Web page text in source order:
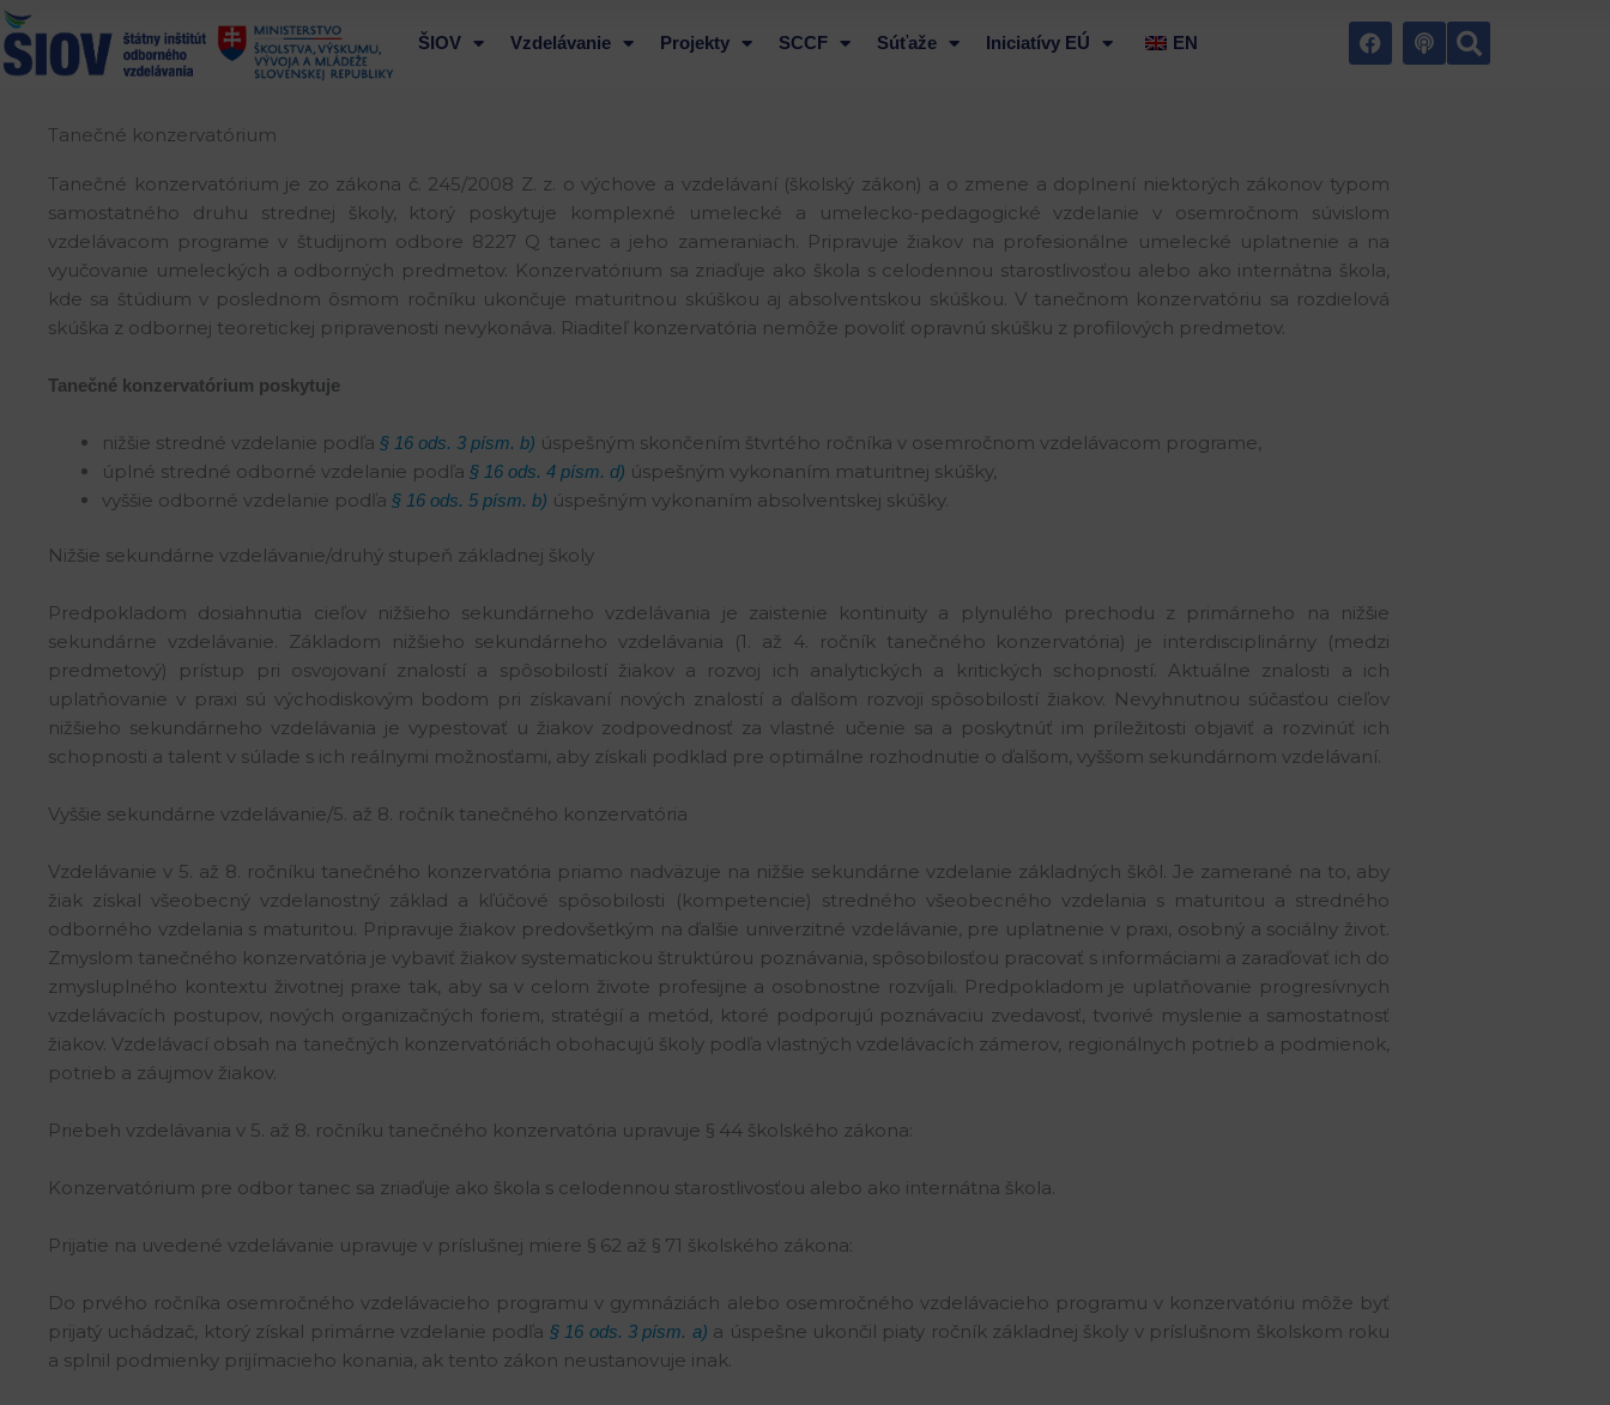
Preskočiť
na
obsah
ŠIOV Vzdelávanie Projekty SCCF Súťaže Iniciatívy EÚ EN
F
a
k
P
o
Tanečné konzervatórium
Tanečné konzervatórium je zo zákona č. 245/2008 Z. z. o výchove a vzdelávaní (školský zákon) a o zmene a doplnení niektorých zákonov typom
samostatného druhu strednej školy, ktorý poskytuje komplexné umelecké a umelecko-pedagogické vzdelanie v osemročnom súvislom
vzdelávacom programe v študijnom odbore 8227 Q tanec a jeho zameraniach. Pripravuje žiakov na profesionálne umelecké uplatnenie a na
vyučovanie umeleckých a odborných predmetov. Konzervatórium sa zriaďuje ako škola s celodennou starostlivosťou alebo ako internátna škola,
kde sa štúdium v poslednom ôsmom ročníku ukončuje maturitnou skúškou aj absolventskou skúškou. V tanečnom konzervatóriu sa rozdielová
skúška z odbornej teoretickej pripravenosti nevykonáva. Riaditeľ konzervatória nemôže povoliť opravnú skúšku z profilových predmetov.
Tanečné konzervatórium poskytuje
nižšie stredné vzdelanie podľa § 16 ods. 3 písm. b) úspešným skončením štvrtého ročníka v osemročnom vzdelávacom programe,
úplné stredné odborné vzdelanie podľa § 16 ods. 4 písm. d) úspešným vykonaním maturitnej skúšky,
vyššie odborné vzdelanie podľa § 16 ods. 5 písm. b) úspešným vykonaním absolventskej skúšky.
Nižšie sekundárne vzdelávanie/druhý stupeň základnej školy
Predpokladom dosiahnutia cieľov nižšieho sekundárneho vzdelávania je zaistenie kontinuity a plynulého prechodu z primárneho na nižšie
sekundárne vzdelávanie. Základom nižšieho sekundárneho vzdelávania (1. až 4. ročník tanečného konzervatória) je interdisciplinárny (medzi
predmetový) prístup pri osvojovaní znalostí a spôsobilostí žiakov a rozvoj ich analytických a kritických schopností. Aktuálne znalosti a ich
uplatňovanie v praxi sú východiskovým bodom pri získavaní nových znalostí a ďalšom rozvoji spôsobilostí žiakov. Nevyhnutnou súčasťou cieľov
nižšieho sekundárneho vzdelávania je vypestovať u žiakov zodpovednosť za vlastné učenie sa a poskytnúť im príležitosti objaviť a rozvinúť ich
schopnosti a talent v súlade s ich reálnymi možnosťami, aby získali podklad pre optimálne rozhodnutie o ďalšom, vyššom sekundárnom vzdelávaní.
Vyššie sekundárne vzdelávanie/5. až 8. ročník tanečného konzervatória
Vzdelávanie v 5. až 8. ročníku tanečného konzervatória priamo nadväzuje na nižšie sekundárne vzdelanie základných škôl. Je zamerané na to, aby
žiak získal všeobecný vzdelanostný základ a kľúčové spôsobilosti (kompetencie) stredného všeobecného vzdelania s maturitou a stredného
odborného vzdelania s maturitou. Pripravuje žiakov predovšetkým na ďalšie univerzitné vzdelávanie, pre uplatnenie v praxi, osobný a sociálny život.
Zmyslom tanečného konzervatória je vybaviť žiakov systematickou štruktúrou poznávania, spôsobilosťou pracovať s informáciami a zaraďovať ich do
zmysluplného kontextu životnej praxe tak, aby sa v celom živote profesijne a osobnostne rozvíjali. Predpokladom je uplatňovanie progresívnych
vzdelávacích postupov, nových organizačných foriem, stratégií a metód, ktoré podporujú poznávaciu zvedavosť, tvorivé myslenie a samostatnosť
žiakov. Vzdelávací obsah na tanečných konzervatóriách obohacujú školy podľa vlastných vzdelávacích zámerov, regionálnych potrieb a podmienok,
potrieb a záujmov žiakov.
Priebeh vzdelávania v 5. až 8. ročníku tanečného konzervatória upravuje § 44 školského zákona:
Konzervatórium pre odbor tanec sa zriaďuje ako škola s celodennou starostlivosťou alebo ako internátna škola.
Prijatie na uvedené vzdelávanie upravuje v príslušnej miere § 62 až § 71 školského zákona:
Do prvého ročníka osemročného vzdelávacieho programu v gymnáziách alebo osemročného vzdelávacieho programu v konzervatóriu môže byť
prijatý uchádzač, ktorý získal primárne vzdelanie podľa § 16 ods. 3 písm. a) a úspešne ukončil piaty ročník základnej školy v príslušnom školskom roku
a splnil podmienky prijímacieho konania, ak tento zákon neustanovuje inak.